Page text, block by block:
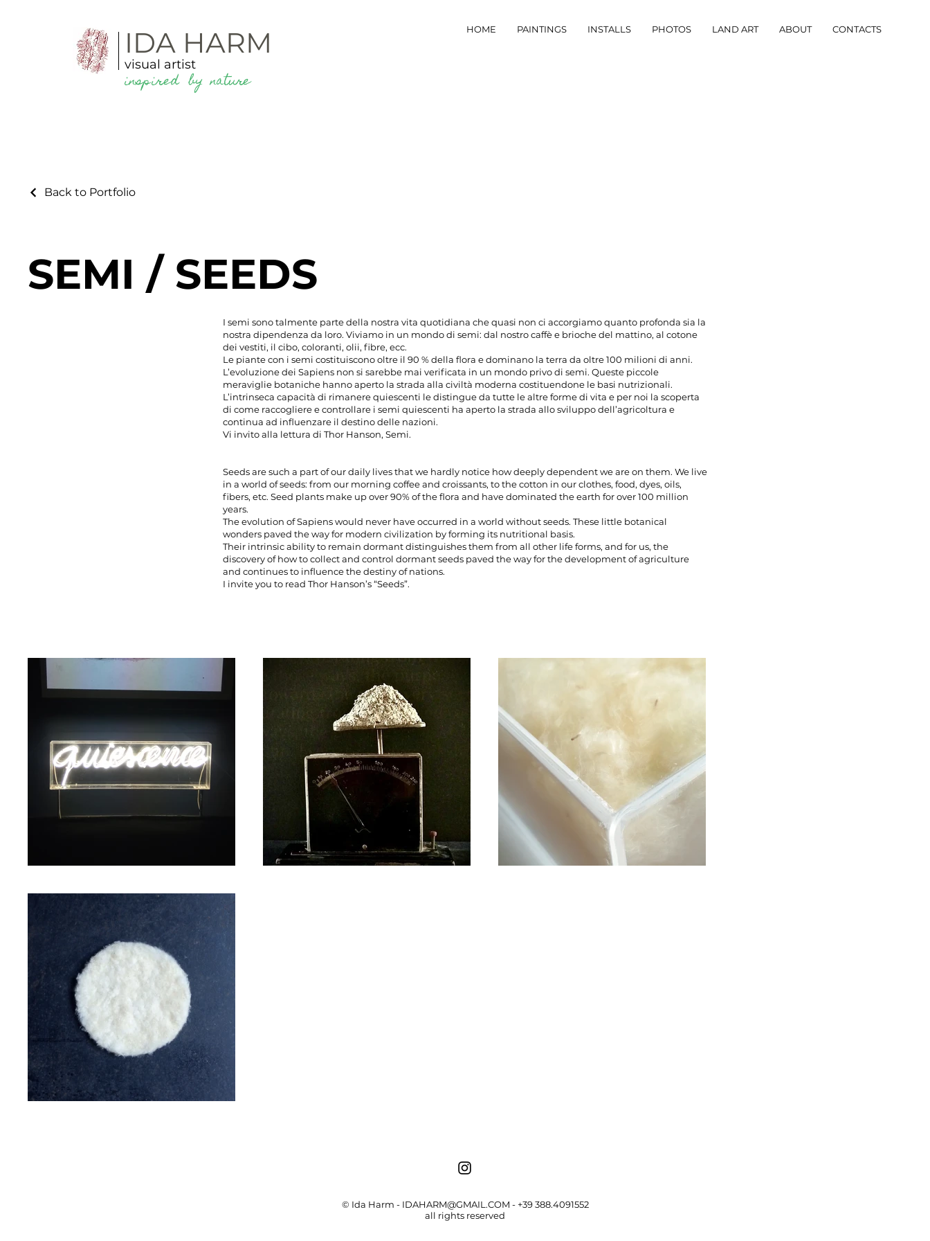
IDA HARM
visual artist
inspired by nature
HOME PAINTINGS INSTALLS PHOTOS LAND ART ABOUT CONTACTS
Back to Portfolio
SEMI / SEEDS
I semi sono talmente parte della nostra vita quotidiana che quasi non ci accorgiamo quanto profonda sia la
nostra dipendenza da loro. Viviamo in un mondo di semi: dal nostro caffè e brioche del mattino, al cotone
dei vestiti, il cibo, coloranti, olii, fibre, ecc.
Le piante con i semi costituiscono oltre il 90 % della flora e dominano la terra da oltre 100 milioni di anni.
L’evoluzione dei Sapiens non si sarebbe mai verificata in un mondo privo di semi. Queste piccole
meraviglie botaniche hanno aperto la strada alla civiltà moderna costituendone le basi nutrizionali.
L’intrinseca capacità di rimanere quiescenti le distingue da tutte le altre forme di vita e per noi la scoperta
di come raccogliere e controllare i semi quiescenti ha aperto la strada allo sviluppo dell’agricoltura e
continua ad influenzare il destino delle nazioni.
Vi invito alla lettura di Thor Hanson, Semi.
Seeds are such a part of our daily lives that we hardly notice how deeply dependent we are on them. We live
in a world of seeds: from our morning coffee and croissants, to the cotton in our clothes, food, dyes, oils,
fibers, etc. Seed plants make up over 90% of the flora and have dominated the earth for over 100 million
years.
The evolution of Sapiens would never have occurred in a world without seeds. These little botanical
wonders paved the way for modern civilization by forming its nutritional basis.
Their intrinsic ability to remain dormant distinguishes them from all other life forms, and for us, the
discovery of how to collect and control dormant seeds paved the way for the development of agriculture
and continues to influence the destiny of nations.
I invite you to read Thor Hanson’s “Seeds”.
© Ida Harm - IDAHARM@GMAIL.COM - +39 388.4091552
all rights reserved